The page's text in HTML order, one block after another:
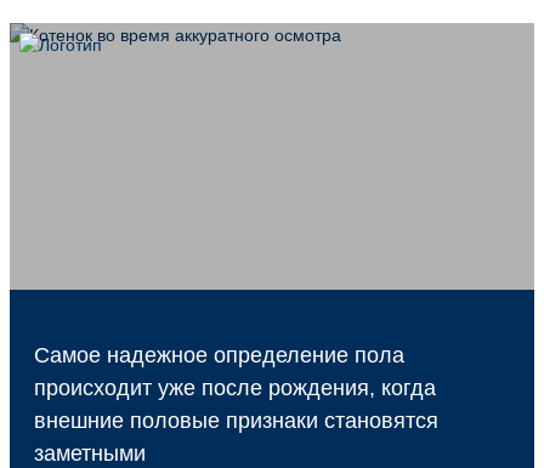
Самое надежное определение пола
происходит уже после рождения, когда
внешние половые признаки становятся
заметными